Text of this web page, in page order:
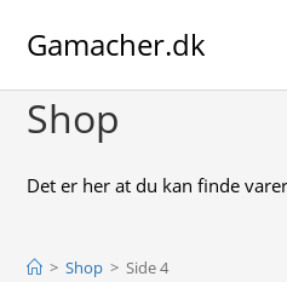
Gamacher.dk
Shop
Det er her at du kan finde
> Shop > Side 4